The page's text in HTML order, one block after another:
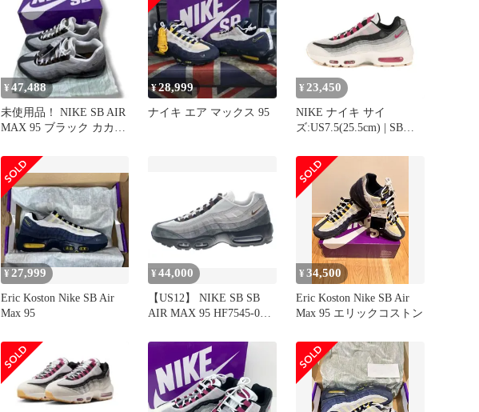
ディース dm0859100n
¥ 47,488
未使用品！ NIKE SB AIR
MAX 95 ブラック カカオ
¥28,999
ナイキ エア マックス 95
¥ 23,450
NIKE ナイキ サイ
ズ:US7.5(25.5cm) | SB
100) | エアマックス95 | サ
ミットホワイト カクタス
フラワー | ローカット ス
ニーカー シューズ 靴
【メンズ】【中古】
¥27,999
Eric Koston Nike SB Air
Max 95
¥44,000
【US12】 NIKE SB SB
AIR MAX 95 HF7545-002
¥34,500
Eric Koston Nike SB Air
Max 95 エリックコストン